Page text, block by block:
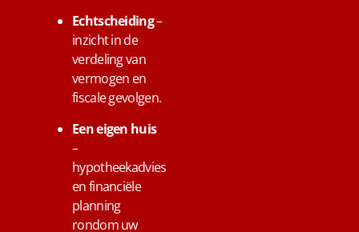
Echtscheiding–
inzicht in de
verdeling van
vermogen en
fiscale gevolgen.
Een eigen huis
–
hypotheekadvies
en financiële
planning
rondom uw